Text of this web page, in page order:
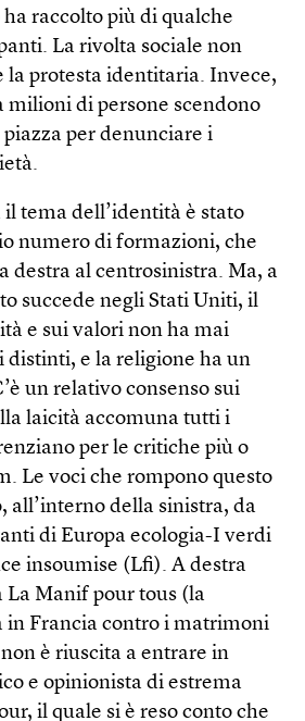
raccolto più di qualche
La rivolta sociale non
la protesta identitaria. Invece,
milioni di persone scendono
per denunciare i
il tema dell’identità è stato
numero di formazioni, che
destra al centrosinistra. Ma, a
succede negli Stati Uniti, il
e sui valori non ha mai
distinti, e la religione ha un
un relativo consenso sui
laicità accomuna tutti i
per le critiche più o
Le voci che rompono questo
all’interno della sinistra, da
di Europa ecologia-I verdi
insoumise (Lfi). A destra
La Manif pour tous (la
in Francia contro i matrimoni
è riuscita a entrare in
e opinionista di estrema
il quale si è reso conto che